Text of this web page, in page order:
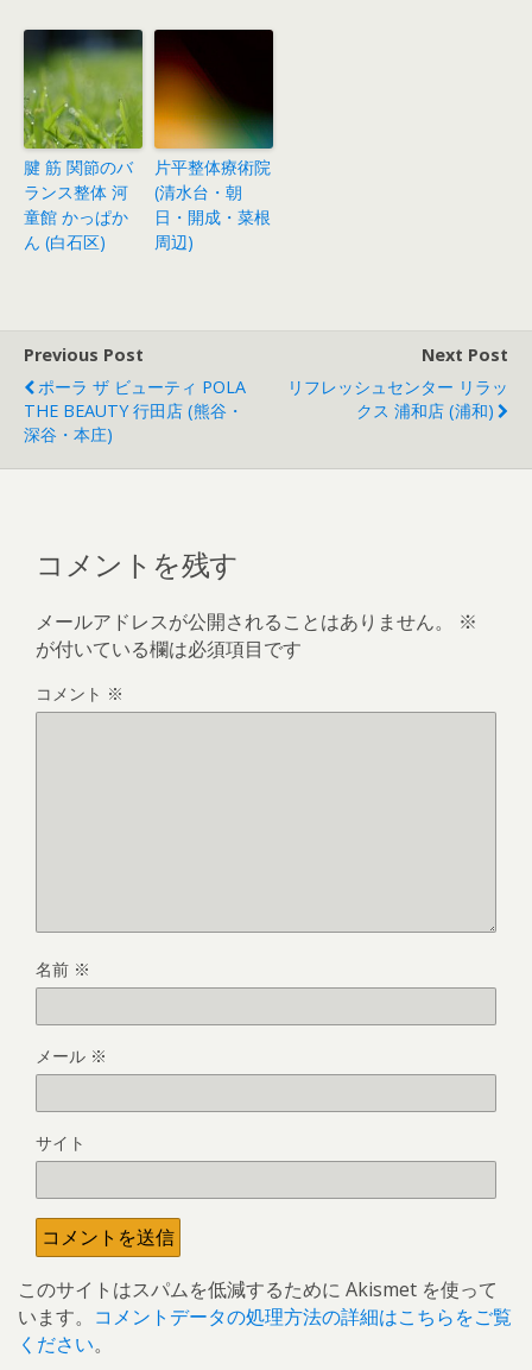
腱 筋 関節のバ
ランス整体 河
童館 かっぱか
ん (白石区)
片平整体療術院
(清水台・朝
日・開成・菜根
周辺)
Previous Post
ポーラ ザ ビューティ POLA
THE BEAUTY 行田店 (熊谷・
深谷・本庄)
Next Post
リフレッシュセンター リラッ
クス 浦和店 (浦和)
コメントを残す
メールアドレスが公開されることはありません。
※
が付いている欄は必須項目です
コメント ※
名前 ※
メール ※
サイト
このサイトはスパムを低減するために Akismet を使って
います。 コメントデータの処理方法の詳細はこちらをご覧
ください。